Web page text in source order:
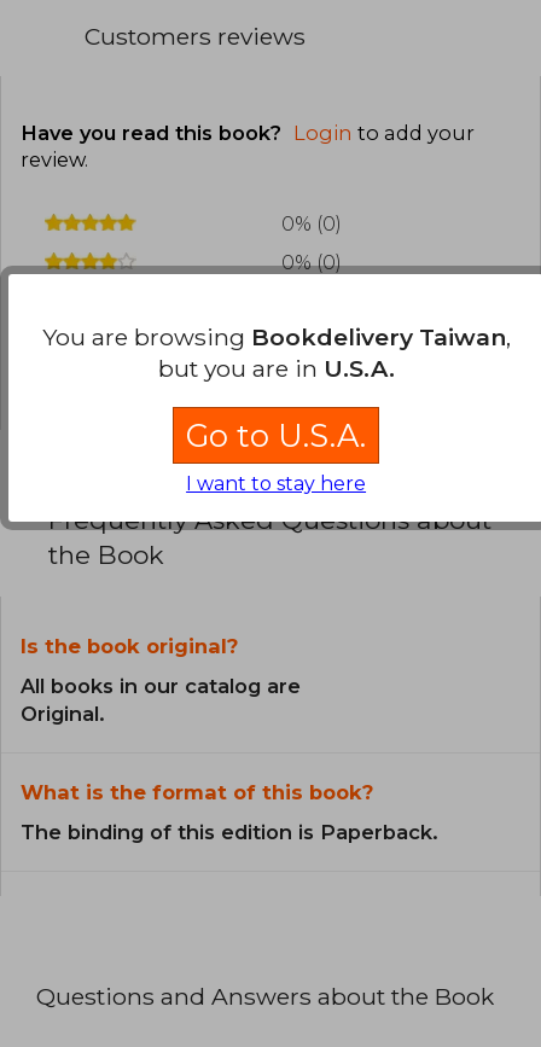
Customers reviews
Have you read this book? Login to add your
review.
0% (0)
0% (0)
0% (0)
0% (0)
Frequently Asked Questions about
the Book
Is the book original?
All books in our catalog are
Original.
What is the format of this book?
The binding of this edition is Paperback.
Questions and Answers about the Book
You are browsing Bookdelivery Taiwan,
but you are in U.S.A.
Go to U.S.A.
I want to stay here